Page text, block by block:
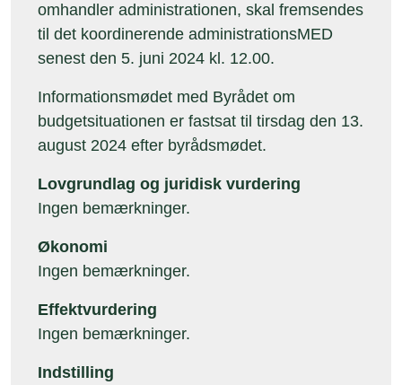
omhandler administrationen, skal fremsendes
til det koordinerende administrationsMED
senest den 5. juni 2024 kl. 12.00.
Informationsmødet med Byrådet om
budgetsituationen er fastsat til tirsdag den 13.
august 2024 efter byrådsmødet.
Lovgrundlag og juridisk vurdering
Ingen bemærkninger.
Økonomi
Ingen bemærkninger.
Effektvurdering
Ingen bemærkninger.
Indstilling